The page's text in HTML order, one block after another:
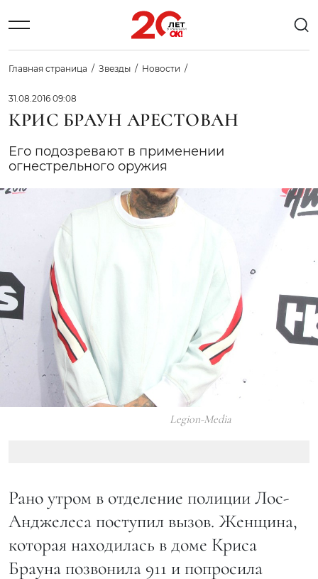
Главная страница Звезды Новости
31.08.2016 09:08
КРИС БРАУН АРЕСТОВАН
Его подозревают в применении
огнестрельного оружия
Legion-Media
Рано утром в отделение полиции Лос-
Анджелеса поступил вызов. Женщина,
которая находилась в доме Криса
Брауна позвонила 911 и попросила